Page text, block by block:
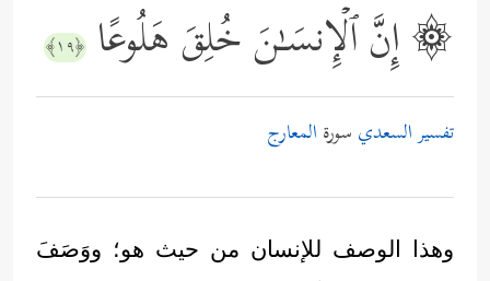
۞ إِنَّ ٱلۡإِنسَـٰنَ خُلِقَ هَلُوعًا ﴿١٩﴾
تفسير السعدي سورة المعارج
وهذا الوصف للإنسان من حيث هو؛ ووَصَفَ